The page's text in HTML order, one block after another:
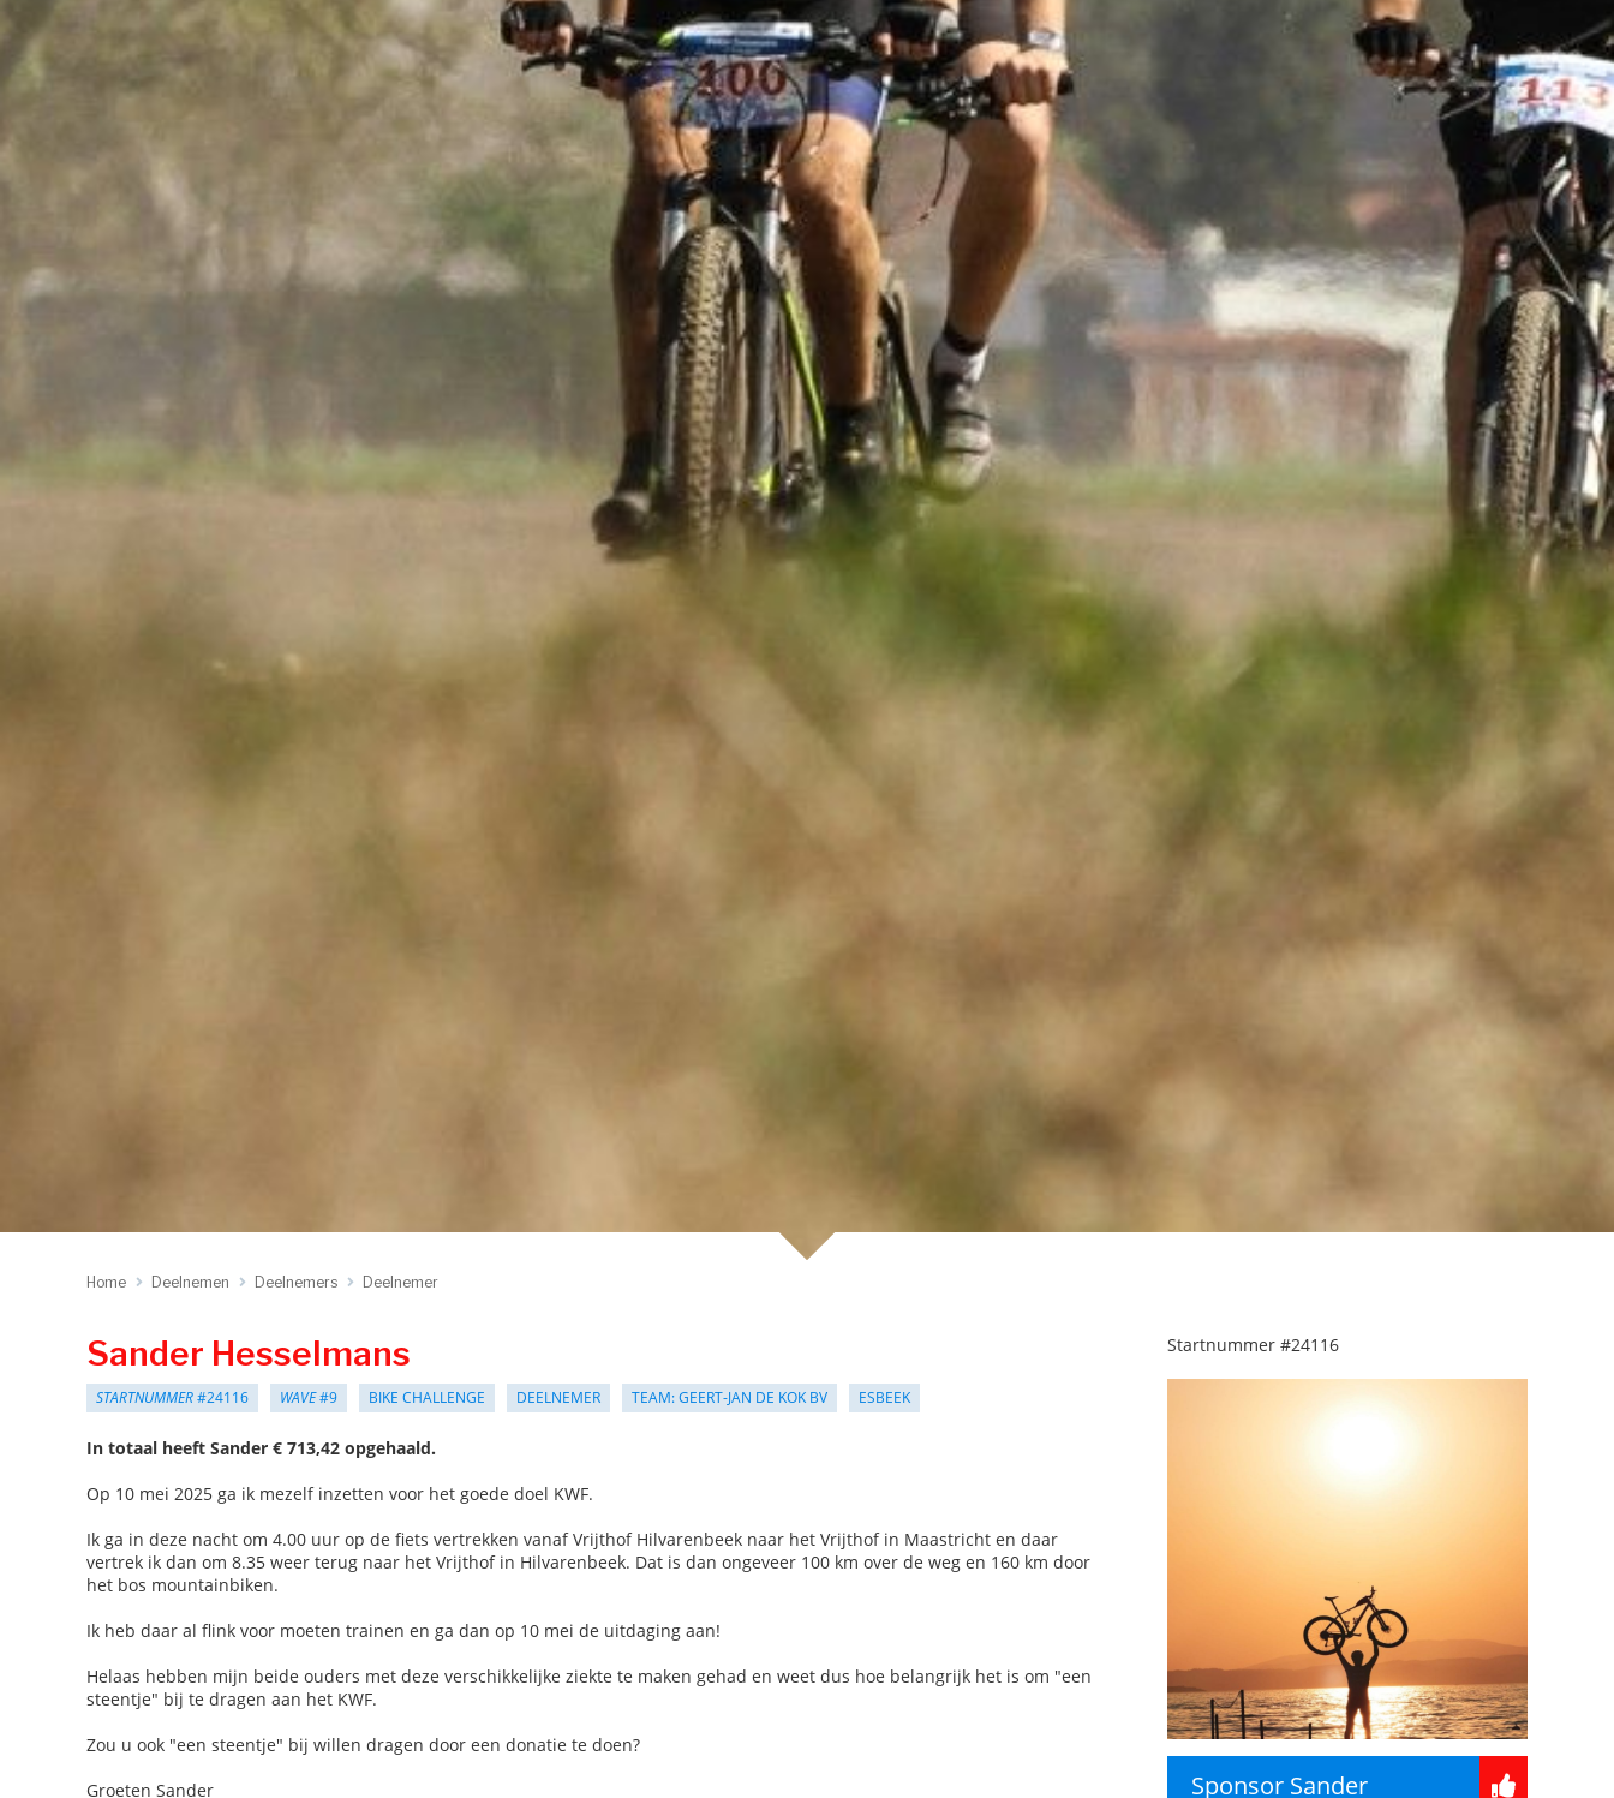
Home Deelnemen Deelnemers Deelnemer
Sander Hesselmans
STARTNUMMER#24116 WAVE#9 BIKE CHALLENGE DEELNEMER TEAM: GEERT-JAN DE KOK BV ESBEEK
In totaal heeft Sander € 713,42 opgehaald.
Op 10 mei 2025 ga ik mezelf inzetten voor het goede doel KWF.
Ik ga in deze nacht om 4.00 uur op de fiets vertrekken vanaf Vrijthof Hilvarenbeek naar het Vrijthof in Maastricht en daar
vertrek ik dan om 8.35 weer terug naar het Vrijthof in Hilvarenbeek. Dat is dan ongeveer 100 km over de weg en 160 km door
het bos mountainbiken.
Ik heb daar al flink voor moeten trainen en ga dan op 10 mei de uitdaging aan!
Helaas hebben mijn beide ouders met deze verschikkelijke ziekte te maken gehad en weet dus hoe belangrijk het is om "een
steentje" bij te dragen aan het KWF.
Zou u ook "een steentje" bij willen dragen door een donatie te doen?
Groeten Sander
Startnummer #24116
Sponsor Sander